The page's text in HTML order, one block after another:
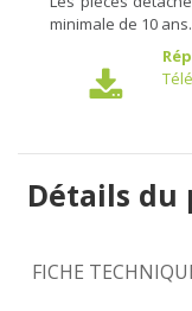
minimale de 10 ans.
Détails du
FICHE